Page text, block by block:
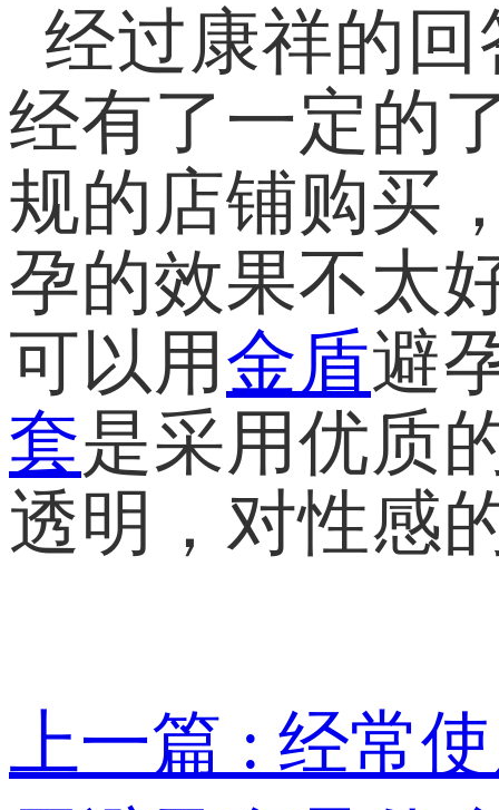
经过康祥的
经有了一定的
规的店铺购买
孕的效果不太
可以用金盾避
套是采用优质
透明，对性感
上一篇 : 经常